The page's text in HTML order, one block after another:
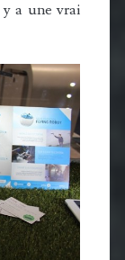
a une vrai